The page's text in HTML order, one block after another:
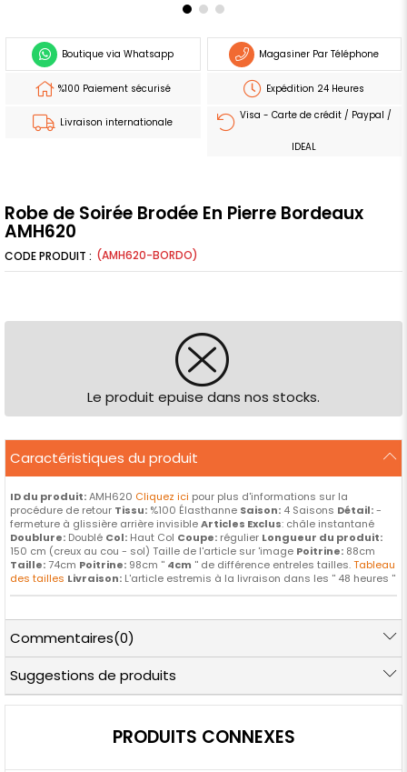
Boutique via Whatsapp Magasiner Par Téléphone
%100 Paiement sécurisé Expédition 24 Heures
Livraison internationale
Visa - Carte de crédit / Paypal /
IDEAL
Robe de Soirée Brodée En Pierre Bordeaux
AMH620
(AMH620-BORDO)
Le produit epuise dans nos stocks.
Caractéristiques du produit
ID du produit:AMH620 Cliquez ici pour plus d'informations sur la
procédure de retour Tissu: %100 Élasthanne Saison: 4 Saisons Détail:-
fermeture à glissière arrière invisibleArticles Exclus: châle instantané
Doublure: Doublé Col: Haut Col Coupe: régulier Longueur du produit:
150 cm (creux au cou - sol) Taille de l'article sur 'image Poitrine: 88cm
Taille:74cm Poitrine: 98cm '' 4cm '' de différence entreles tailles.Tableau
des tailles Livraison: L'article estremis à la livraison dans les '' 48 heures ''
Commentaires(0)
Suggestions de produits
PRODUITS CONNEXES